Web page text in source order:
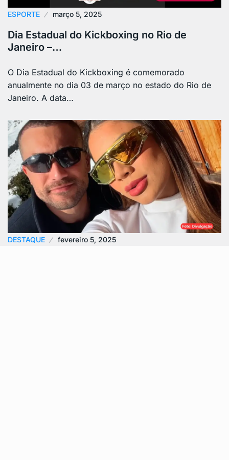
ESPORTE março 5, 2025
Dia Estadual do Kickboxing no Rio de
Janeiro –…
O Dia Estadual do Kickboxing é comemorado
anualmente no dia 03 de março no estado do Rio de
Janeiro. A data…
DESTAQUE fevereiro 5, 2025